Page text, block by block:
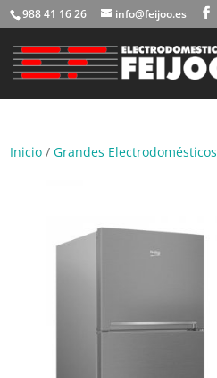
988 41 16 26 info@feijoo.es
Inicio /Grandes Electrodomésticos